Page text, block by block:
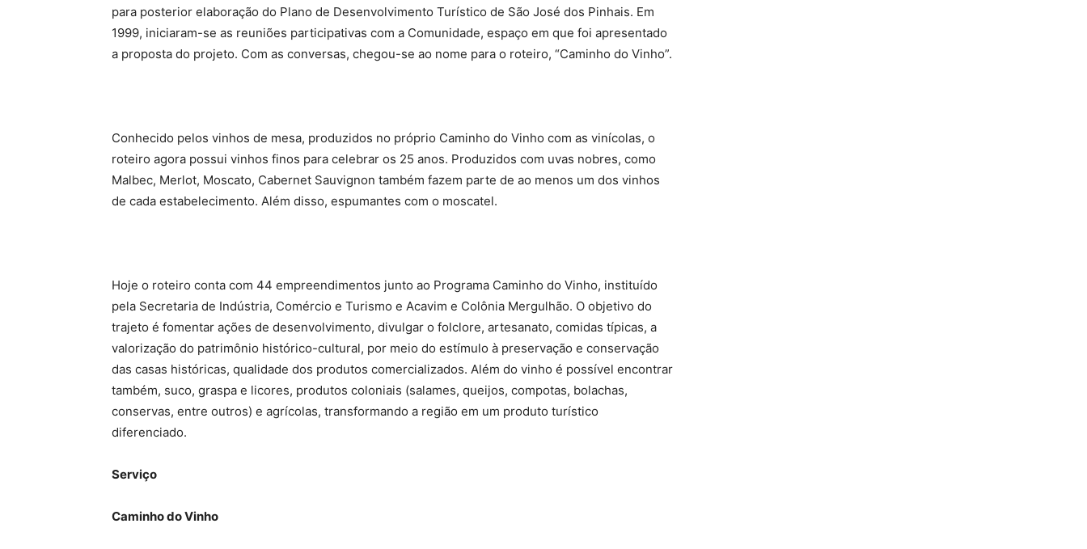
para posterior elaboração do Plano de Desenvolvimento Turístico de São José dos Pinhais. Em
1999, iniciaram-se as reuniões participativas com a Comunidade, espaço em que foi apresentado
a proposta do projeto. Com as conversas, chegou-se ao nome para o roteiro, “Caminho do Vinho”.
Conhecido pelos vinhos de mesa, produzidos no próprio Caminho do Vinho com as vinícolas, o
roteiro agora possui vinhos finos para celebrar os 25 anos. Produzidos com uvas nobres, como
Malbec, Merlot, Moscato, Cabernet Sauvignon também fazem parte de ao menos um dos vinhos
de cada estabelecimento. Além disso, espumantes com o moscatel.
Hoje o roteiro conta com 44 empreendimentos junto ao Programa Caminho do Vinho, instituído
pela Secretaria de Indústria, Comércio e Turismo e Acavim e Colônia Mergulhão. O objetivo do
trajeto é fomentar ações de desenvolvimento, divulgar o folclore, artesanato, comidas típicas, a
valorização do patrimônio histórico-cultural, por meio do estímulo à preservação e conservação
das casas históricas, qualidade dos produtos comercializados. Além do vinho é possível encontrar
também, suco, graspa e licores, produtos coloniais (salames, queijos, compotas, bolachas,
conservas, entre outros) e agrícolas, transformando a região em um produto turístico
diferenciado.
Serviço
Caminho do Vinho